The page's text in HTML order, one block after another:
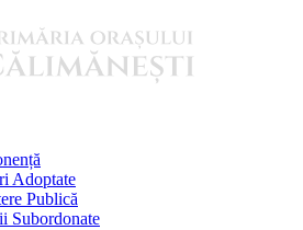
Adoptate
Publică
Subordonate